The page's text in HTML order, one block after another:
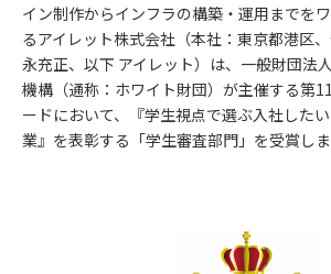
イン制作からインフラの構築・運用までを
るアイレット株式会社（本社：東京都港区
永充正、以下 アイレット）は、一般財団法
機構（通称：ホワイト財団）が主催する第
ードにおいて、『学生視点で選ぶ入社した
業』を表彰する「学生審査部門」を受賞しま